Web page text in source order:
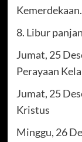
Kemerdekaan.
8. Libur
Jumat, 25
Perayaan
Jumat, 25
Kristus
Minggu, 26